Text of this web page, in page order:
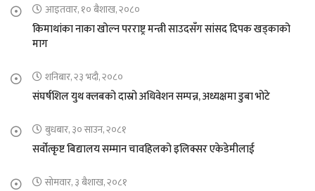
आइतवार, १० बैशाख, २०८०
किमाथांका नाका खोल्न परराष्ट्र मन्त्री साउदसँग सांसद दिपक खड्काको
माग
शनिबार, २३ भदौ, २०८०
संघर्षशिल युथ क्लबको दास्रो अधिवेशन सम्पन्न, अध्यक्षमा डुबा भोटे
बुधबार, ३० साउन, २०८१
सर्वोत्कृष्ट बिद्यालय सम्मान चावहिलको इलिक्सर एकेडेमीलाई
सोमवार, ३ बैशाख, २०८१